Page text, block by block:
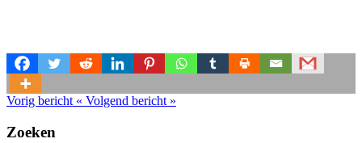
Vorig bericht « Volgend bericht »
Zoeken